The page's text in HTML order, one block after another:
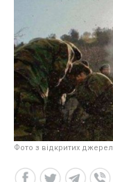
Фото з відкритих джерел